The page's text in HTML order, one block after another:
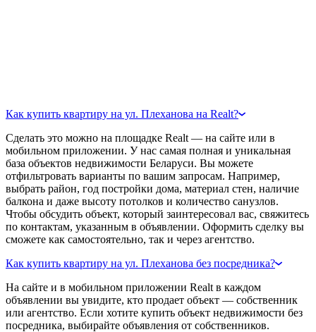
Как купить квартиру на ул. Плеханова на Realt?
Сделать это можно на площадке Realt — на сайте или в
мобильном приложении. У нас самая полная и уникальная
база объектов недвижимости Беларуси. Вы можете
отфильтровать варианты по вашим запросам. Например,
выбрать район, год постройки дома, материал стен, наличие
балкона и даже высоту потолков и количество санузлов.
Чтобы обсудить объект, который заинтересовал вас, свяжитесь
по контактам, указанным в объявлении. Оформить сделку вы
сможете как самостоятельно, так и через агентство.
Как купить квартиру на ул. Плеханова без посредника?
На сайте и в мобильном приложении Realt в каждом
объявлении вы увидите, кто продает объект — собственник
или агентство. Если хотите купить объект недвижимости без
посредника, выбирайте объявления от собственников.